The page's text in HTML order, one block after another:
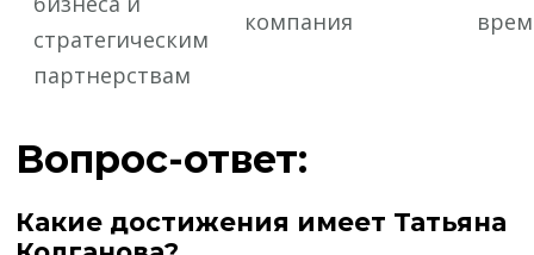
стратегическим
партнерствам
компания
Вопрос-ответ:
Какие достижения имеет Татьяна